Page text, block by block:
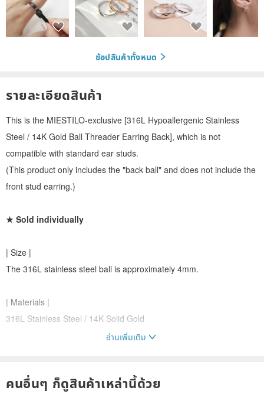
ช้อปสินค้าทั้งหมด
รายละเอียดสินค้า
This is the MIESTILO-exclusive [316L Hypoallergenic Stainless
Steel / 14K Gold Ball Threader Earring Back], which is not
compatible with standard ear studs.
(This product only includes the "back ball" and does not include the
front stud earring.)
★ Sold individually
| Size |
The 316L stainless steel ball is approximately 4mm.
| Materials |
316L Stainless Steel / 14K Solid Gold
jewelry. Each piece blends intricate design with enduring quality.
อ่านเพิ่มเติม
คนอื่นๆ ก็ดูสินค้าเหล่านี้ด้วย